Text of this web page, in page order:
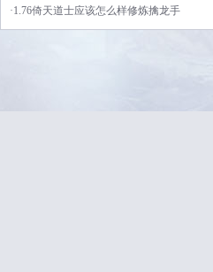
·1.76倚天道士应该怎么样修炼擒龙手